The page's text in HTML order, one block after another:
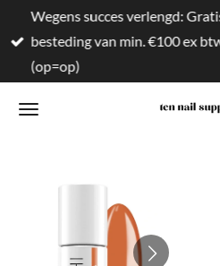
direct
naar
hoofdinhoud
Wegens succes verlengd:
besteding van min. €100 ex
(op=op)